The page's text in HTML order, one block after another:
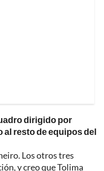
dirigido por
al resto de equipos del
Los otros tres
y creo que Tolima